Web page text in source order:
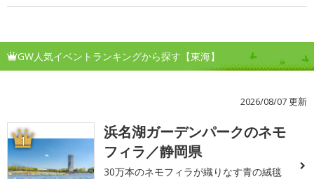
GW人気イベントランキングから探す【東海】
2026/08/07 更新
1
浜名湖ガーデンパークのネモ
フィラ／静岡県
30万本のネモフィラが織りなす青の絨毯